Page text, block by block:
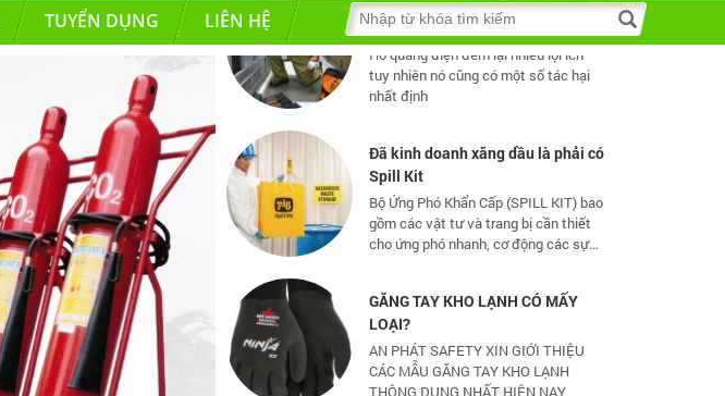
TUYỂN DỤNG LIÊN HỆ
Hồ quang điện đem lại nhiều lợi ích
tuy nhiên nó cũng có một số tác hại
nhất định
Đã kinh doanh xăng dầu là phải có
Bộ Ứng Phó Khẩn Cấp (SPILL KIT) bao
gồm các vật tư và trang bị cần thiết
cho ứng phó nhanh, cơ động các sự
cố tràn đổ dầu và hoá chất mức vừa
và nhỏ
GĂNG TAY KHO LẠNH CÓ MẤY
AN PHÁT SAFETY XIN GIỚI THIỆU
CÁC MẪU GĂNG TAY KHO LẠNH
THÔNG DỤNG NHẤT HIỆN NAY